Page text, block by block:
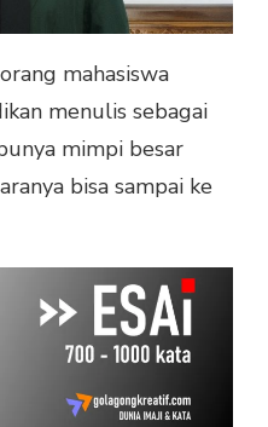
mahasiswa
menulis sebagai
mimpi besar
bisa sampai ke